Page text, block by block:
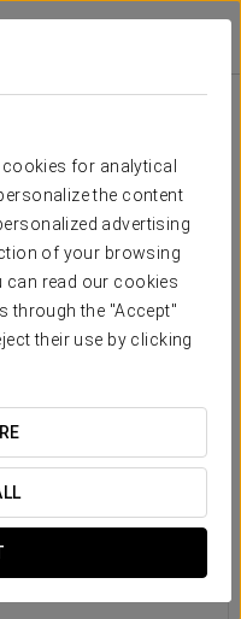
for analytical
the content
advertising
of your browsing
read our cookies
through the "Accept"
their use by clicking